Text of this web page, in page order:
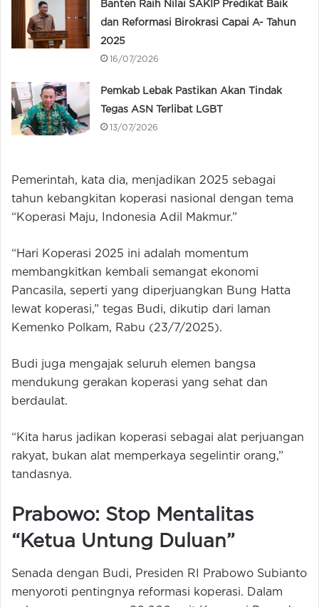
Banten Raih Nilai SAKIP Predikat Baik
dan Reformasi Birokrasi Capai A- Tahun
2025
16/07/2026
Pemkab Lebak Pastikan Akan Tindak
Tegas ASN Terlibat LGBT
13/07/2026
Pemerintah, kata dia, menjadikan 2025 sebagai
tahun kebangkitan koperasi nasional dengan tema
“Koperasi Maju, Indonesia Adil Makmur.”
“Hari Koperasi 2025 ini adalah momentum
membangkitkan kembali semangat ekonomi
Pancasila, seperti yang diperjuangkan Bung Hatta
lewat koperasi,” tegas Budi, dikutip dari laman
Kemenko Polkam, Rabu (23/7/2025).
Budi juga mengajak seluruh elemen bangsa
mendukung gerakan koperasi yang sehat dan
berdaulat.
“Kita harus jadikan koperasi sebagai alat perjuangan
rakyat, bukan alat memperkaya segelintir orang,”
tandasnya.
Prabowo: Stop Mentalitas
“Ketua Untung Duluan”
Senada dengan Budi, Presiden RI Prabowo Subianto
menyoroti pentingnya reformasi koperasi. Dalam